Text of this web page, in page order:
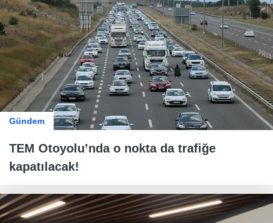
Gündem
TEM Otoyolu’nda o nokta da trafiğe
kapatılacak!